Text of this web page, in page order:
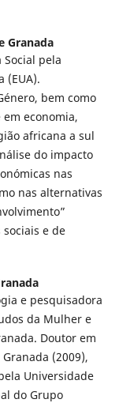
Granada
pela
(EUA).
bem como
economia,
africana a sul
do impacto
nas
nas alternativas
e de
e pesquisadora
da Mulher e
Doutor em
(2009),
Universidade
do Grupo